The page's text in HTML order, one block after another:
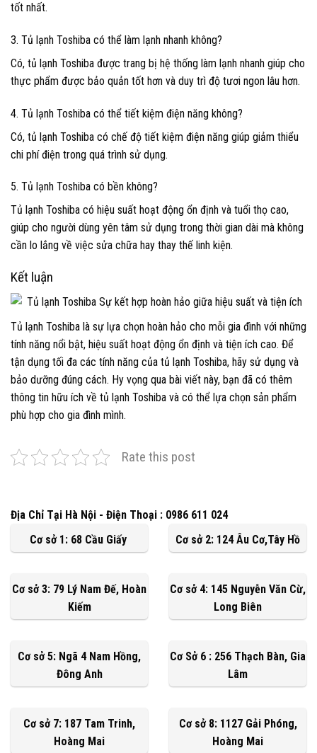
tốt nhất.
3. Tủ lạnh Toshiba có thể làm lạnh nhanh không?
Có, tủ lạnh Toshiba được trang bị hệ thống làm lạnh nhanh giúp cho
thực phẩm được bảo quản tốt hơn và duy trì độ tươi ngon lâu hơn.
4. Tủ lạnh Toshiba có thể tiết kiệm điện năng không?
Có, tủ lạnh Toshiba có chế độ tiết kiệm điện năng giúp giảm thiểu
chi phí điện trong quá trình sử dụng.
5. Tủ lạnh Toshiba có bền không?
Tủ lạnh Toshiba có hiệu suất hoạt động ổn định và tuổi thọ cao,
giúp cho người dùng yên tâm sử dụng trong thời gian dài mà không
cần lo lắng về việc sửa chữa hay thay thế linh kiện.
Kết luận
Tủ lạnh Toshiba là sự lựa chọn hoàn hảo cho mỗi gia đình với những
tính năng nổi bật, hiệu suất hoạt động ổn định và tiện ích cao. Để
tận dụng tối đa các tính năng của tủ lạnh Toshiba, hãy sử dụng và
bảo dưỡng đúng cách. Hy vọng qua bài viết này, bạn đã có thêm
thông tin hữu ích về tủ lạnh Toshiba và có thể lựa chọn sản phẩm
phù hợp cho gia đình mình.
Rate this post
Địa Chỉ Tại Hà Nội - Điện Thoại : 0986 611 024
Cơ sở 1: 68 Cầu Giấy
Cơ sở 2: 124 Âu Cơ,Tây Hồ
Cơ sở 3: 79 Lý Nam Đế, Hoàn
Kiếm
Cơ sở 4: 145 Nguyễn Văn Cừ,
Long Biên
Cơ sở 5: Ngã 4 Nam Hồng,
Đông Anh
Cơ Sở 6 : 256 Thạch Bàn, Gia
Lâm
Cơ sở 7: 187 Tam Trinh,
Hoàng Mai
Cơ sở 8: 1127 Gải Phóng,
Hoàng Mai